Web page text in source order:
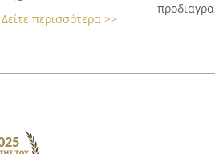
Δείτε περισσότερα >>